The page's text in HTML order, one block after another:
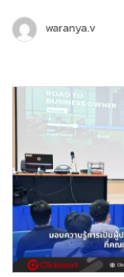
Newly formed
oriented ventures…
waranya.v